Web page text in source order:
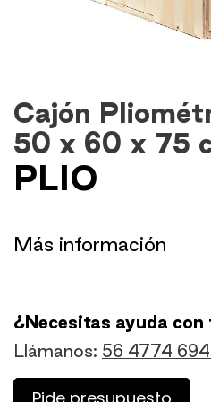
Cajón
50 x 60 x 75
PLIO
​Más información
¿Necesitas ayuda
Llámanos: 56 4774